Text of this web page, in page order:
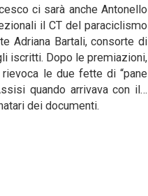
ci sarà anche Antonello
il CT del paraciclismo
Adriana Bartali, consorte di
iscritti. Dopo le premiazioni,
le due fette di “pane
quando arrivava con il…
dei documenti.